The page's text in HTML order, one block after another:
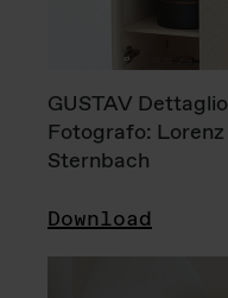
GUSTAV Dettaglio
Fotografo: Lorenz
Sternbach
Download